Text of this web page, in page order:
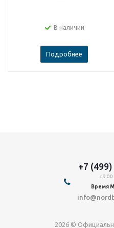
В наличии
Подробнее
+7
с
Время
2026 ©